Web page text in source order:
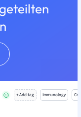
+ Add tag Immunology